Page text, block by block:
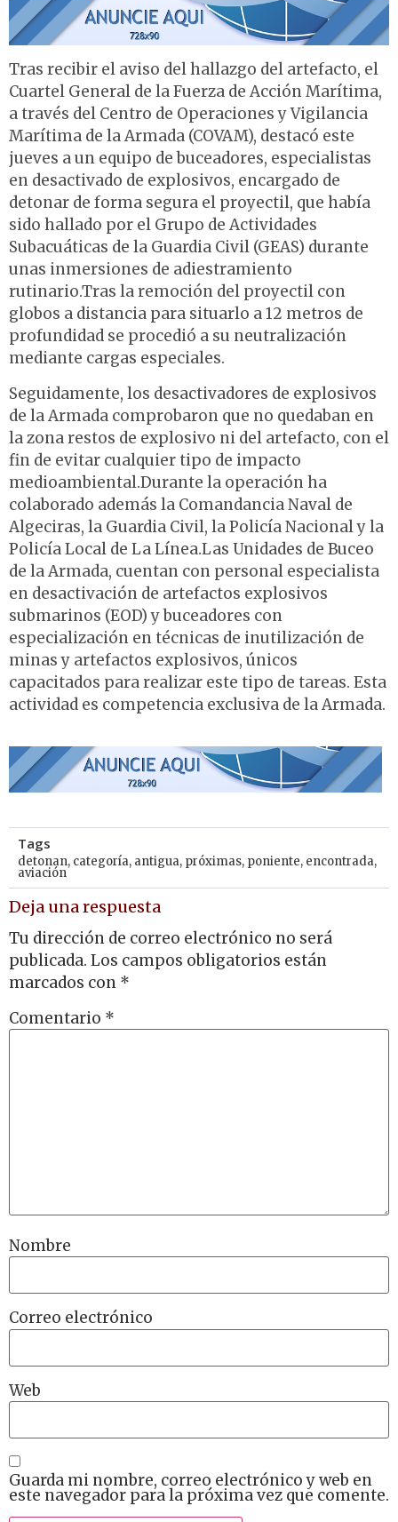
Tras recibir el aviso del hallazgo del artefacto, el
Cuartel General de la Fuerza de Acción Marítima,
a través del Centro de Operaciones y Vigilancia
Marítima de la Armada (COVAM), destacó este
jueves a un equipo de buceadores, especialistas
en desactivado de explosivos, encargado de
detonar de forma segura el proyectil, que había
sido hallado por el Grupo de Actividades
Subacuáticas de la Guardia Civil (GEAS) durante
unas inmersiones de adiestramiento
rutinario.Tras la remoción del proyectil con
globos a distancia para situarlo a 12 metros de
profundidad se procedió a su neutralización
mediante cargas especiales.
Seguidamente, los desactivadores de explosivos
de la Armada comprobaron que no quedaban en
la zona restos de explosivo ni del artefacto, con el
fin de evitar cualquier tipo de impacto
medioambiental.Durante la operación ha
colaborado además la Comandancia Naval de
Algeciras, la Guardia Civil, la Policía Nacional y la
Policía Local de La Línea.Las Unidades de Buceo
de la Armada, cuentan con personal especialista
en desactivación de artefactos explosivos
submarinos (EOD) y buceadores con
especialización en técnicas de inutilización de
minas y artefactos explosivos, únicos
capacitados para realizar este tipo de tareas. Esta
actividad es competencia exclusiva de la Armada.
Tags
detonan, categoría, antigua, próximas, poniente, encontrada,
aviación
Deja una respuesta
Tu dirección de correo electrónico no será
publicada. Los campos obligatorios están
marcados con *
Comentario *
Nombre
Correo electrónico
Web
Guarda mi nombre, correo electrónico y web en
este navegador para la próxima vez que comente.